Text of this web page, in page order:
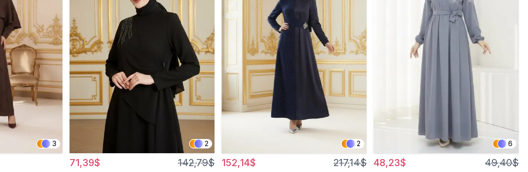
3 2
71,39$ 142,79$
2
152,14$ 217,14$
6
48,23$ 49,40$